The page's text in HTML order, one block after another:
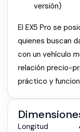
versión)
El EX5 Pro se
quienes buscan
con un vehículo
relación precio-
práctico y
Longitud